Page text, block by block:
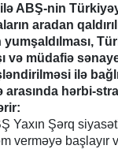
ABŞ-nin
aradan
və müdafiə
ilə
arasında hərbi-
Yaxın Şərq
verməyə başlayır